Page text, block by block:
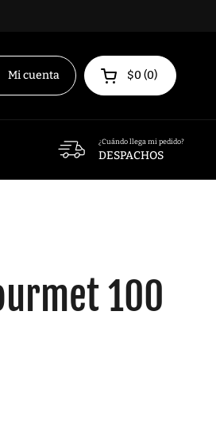
Mi cuenta Abrir carrito
$0 0
¿Cuándo llega mi pedido?
DESPACHOS
100